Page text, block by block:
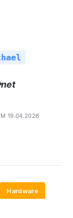
19.04.2026
Hardware